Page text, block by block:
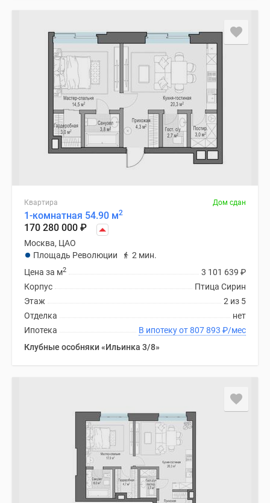
Квартира Дом сдан
1-комнатная 54.90 м2
170 280 000 ₽
Москва, ЦАО
Площадь Революции
2 мин.
3 101 639 ₽
Цена за м2
Птица Сирин
Корпус
2 из 5
Этаж
нет
Отделка
В ипотеку от 807 893 ₽/мес
Ипотека
Клубные особняки «Ильинка 3/8»